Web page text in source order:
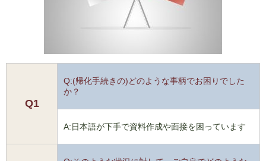
Q1
Q:(帰化手続きの)どのような事柄でお困りでした
か？
A:日本語が下手で資料作成や面接を困っています